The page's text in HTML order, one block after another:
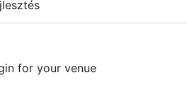
for your venue